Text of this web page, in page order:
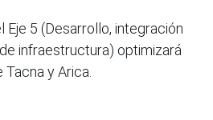
Eje 5 (Desarrollo, integración
infraestructura) optimizará
y Arica.